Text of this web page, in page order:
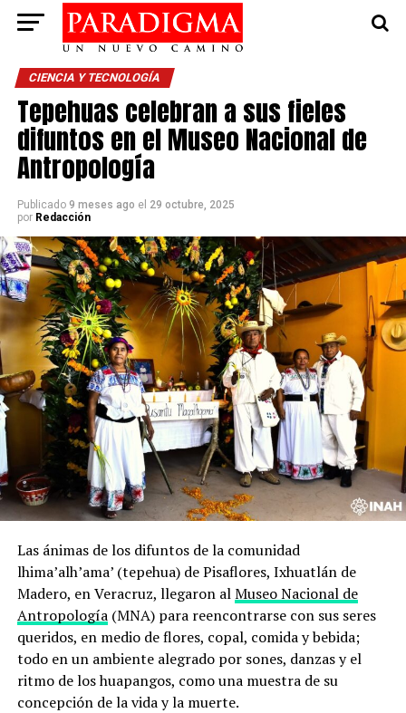
CIENCIA Y TECNOLOGÍA
Tepehuas celebran a sus fieles
difuntos en el Museo Nacional de
Antropología
Publicado 9 meses ago el 29 octubre, 2025
por Redacción
Las ánimas de los difuntos de la comunidad
lhima’alh’ama’ (tepehua) de Pisaflores, Ixhuatlán de
Madero, en Veracruz, llegaron alMuseo Nacional de
Antropología(MNA) para reencontrarse con sus seres
queridos, en medio de flores, copal, comida y bebida;
todo en un ambiente alegrado por sones, danzas y el
ritmo de los huapangos, como una muestra de su
concepción de la vida y la muerte.